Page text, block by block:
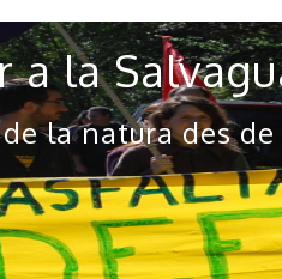
a la
la natura des de